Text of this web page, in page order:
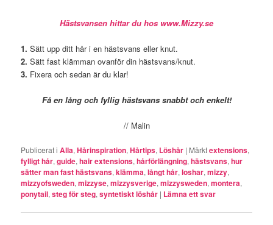
Hästsvansen hittar du hos www.Mizzy.se
1. Sätt upp ditt hår i en hästsvans eller knut.
2. Sätt fast klämman ovanför din hästsvans/knut.
3. Fixera och sedan är du klar!
Få en lång och fyllig hästsvans snabbt och enkelt!
// Malin
Publicerat i Alla,Hårinspiration,Hårtips, Löshår | Märktextensions,
fylligt hår,guide,hair extensions,hårförlängning,hästsvans,hur
sätter man fast hästsvans,klämma,långt hår,loshar,mizzy,
mizzyofsweden,mizzyse,mizzysverige,mizzysweden,montera,
ponytail,steg för steg,syntetiskt löshår | Lämna ett svar